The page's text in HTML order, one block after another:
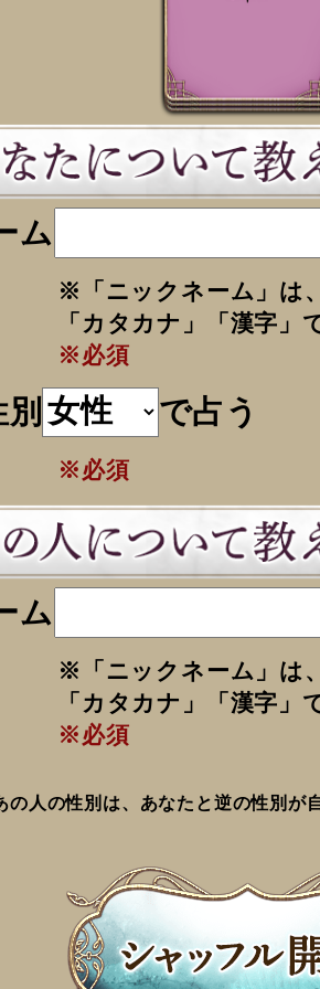
ム
※「ニックネーム」は
「カタカナ」「漢字」
※必須
で占う
※必須
ム
※「ニックネーム」は
「カタカナ」「漢字」
※必須
の人の性別は、あなたと逆の性別が